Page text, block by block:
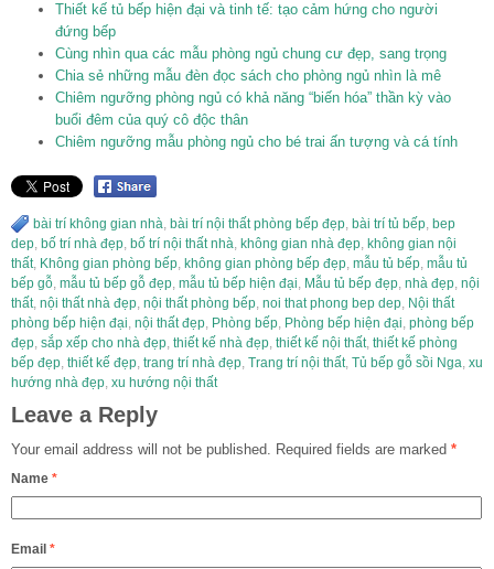
Thiết kế tủ bếp hiện đại và tinh tế: tạo cảm hứng cho người
đứng bếp
Cùng nhìn qua các mẫu phòng ngủ chung cư đẹp, sang trọng
Chia sẻ những mẫu đèn đọc sách cho phòng ngủ nhìn là mê
Chiêm ngưỡng phòng ngủ có khả năng “biến hóa” thần kỳ vào
buổi đêm của quý cô độc thân
Chiêm ngưỡng mẫu phòng ngủ cho bé trai ấn tượng và cá tính
bài trí không gian nhà, bài trí nội thất phòng bếp đẹp, bài trí tủ bếp, bep
dep, bố trí nhà đẹp, bố trí nội thất nhà, không gian nhà đẹp, không gian nội
thất, Không gian phòng bếp, không gian phòng bếp đẹp, mẫu tủ bếp, mẫu tủ
bếp gỗ, mẫu tủ bếp gỗ đẹp, mẫu tủ bếp hiện đại, Mẫu tủ bếp đẹp, nhà đẹp, nội
thất, nội thất nhà đẹp, nội thất phòng bếp, noi that phong bep dep, Nội thất
phòng bếp hiện đại, nội thất đẹp, Phòng bếp, Phòng bếp hiện đại, phòng bếp
đẹp, sắp xếp cho nhà đẹp, thiết kế nhà đẹp, thiết kế nội thất, thiết kế phòng
bếp đẹp, thiết kế đẹp, trang trí nhà đẹp, Trang trí nội thất, Tủ bếp gỗ sồi Nga, xu
hướng nhà đẹp, xu hướng nội thất
Leave a Reply
Your email address will not be published. Required fields are marked *
Name *
Email *